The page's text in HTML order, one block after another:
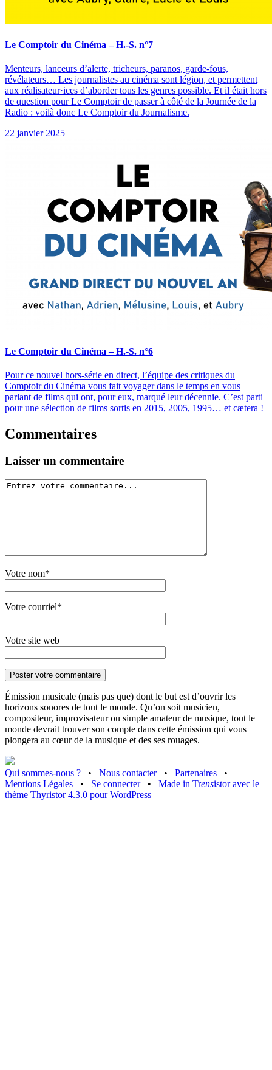
Le Comptoir du Cinéma – H.-S. n°7
Menteurs, lanceurs d’alerte, tricheurs, paranos, garde-fous,
révélateurs… Les journalistes au cinéma sont légion, et permettent
aux réalisateur·ices d’aborder tous les genres possible. Et il était hors
de question pour Le Comptoir de passer à côté de la Journée de la
Radio : voilà donc Le Comptoir du Journalisme.
22 janvier 2025
Le Comptoir du Cinéma – H.-S. n°6
Pour ce nouvel hors-série en direct, l’équipe des critiques du
Comptoir du Cinéma vous fait voyager dans le temps en vous
parlant de films qui ont, pour eux, marqué leur décennie. C’est parti
pour une sélection de films sortis en 2015, 2005, 1995… et cætera !
Commentaires
Laisser un commentaire
Votre nom*
Votre courriel*
Votre site web
Émission musicale (mais pas que) dont le but est d’ouvrir les
horizons sonores de tout le monde. Qu’on soit musicien,
compositeur, improvisateur ou simple amateur de musique, tout le
monde devrait trouver son compte dans cette émission qui vous
plongera au cœur de la musique et des ses rouages.
Qui sommes-nous ? • Nous contacter • Partenaires
•
Mentions Légales
• Se connecter • Made in Trensistor avec le
thème Thyristor 4.3.0 pour WordPress